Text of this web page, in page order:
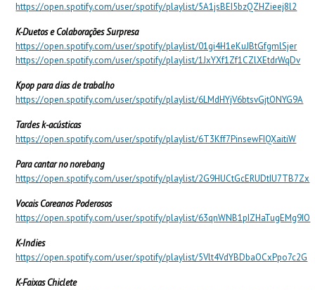
https://open.spotify.com/user/spotify/playlist/5A1jsBEI5bzQZHZieej8l2
K-Duetos e Colaborações Surpresa
https://open.spotify.com/user/spotify/playlist/01gi4H1eKuJBtGfgmlSjer
https://open.spotify.com/user/spotify/playlist/1JxYXf1Zf1CZlXEtdrWqDv
Kpop para dias de trabalho
https://open.spotify.com/user/spotify/playlist/6LMdHYjV6btsvGjtONYG9A
Tardes k-acústicas
https://open.spotify.com/user/spotify/playlist/6T3Kff7PinsewFIQXaitiW
Para cantar no norebang
https://open.spotify.com/user/spotify/playlist/2G9HUCtGcERUDtIU7TB7Zx
Vocais Coreanos Poderosos
https://open.spotify.com/user/spotify/playlist/63qnWNB1pIZHaTugEMg9IO
K-Indies
https://open.spotify.com/user/spotify/playlist/5Vlt4VdYBDbaOCxPpo7c2G
K-Faixas Chiclete